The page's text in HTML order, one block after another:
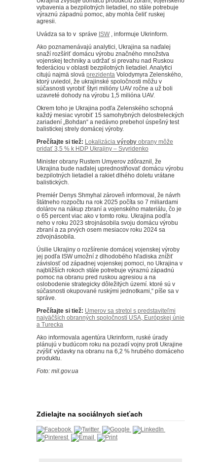
vybavenia a bezpilotných lietadiel, no stále potrebuje
výraznú západnú pomoc, aby mohla čeliť ruskej
agresii.
Uvádza sa to v správe ISW , informuje Ukrinform.
Ako poznamenávajú analytici, Ukrajina sa naďalej
snaží rozšíriť domácu výrobu značného množstva
vojenskej techniky a udržať si prevahu nad Ruskou
federáciou v oblasti bezpilotných lietadiel. Analytici
citujú najmä slová prezidenta Volodymyra Zelenského,
ktorý uviedol, že ukrajinské spoločnosti môžu v
súčasnosti vyrobiť štyri milióny UAV ročne a už boli
uzavreté dohody na výrobu 1,5 milióna UAV.
Okrem toho je Ukrajina podľa Zelenského schopná
každý mesiac vyrobiť 15 samohybných delostreleckých
zariadení „Bohdan“ a nedávno prebehol úspešný test
balistickej strely domácej výroby.
Prečítajte si tiež: Lokalizácia výroby obrany môže
pridať 3,5 % k HDP Ukrajiny – Svyridenko
Minister obrany Rustem Umyerov zdôraznil, že
Ukrajina bude naďalej uprednostňovať domácu výrobu
bezpilotných lietadiel a rakiet dlhého doletu vrátane
balistických.
Premiér Denys Shmyhal zároveň informoval, že návrh
štátneho rozpočtu na rok 2025 počíta so 7 miliardami
dolárov na nákup zbraní a vojenského materiálu, čo je
o 65 percent viac ako v tomto roku. Ukrajina podľa
neho v roku 2023 strojnásobila svoju domácu výrobu
zbraní a za prvých osem mesiacov roku 2024 sa
zdvojnásobila.
Úsilie Ukrajiny o rozšírenie domácej vojenskej výroby
jej podľa ISW umožní z dlhodobého hľadiska znížiť
závislosť od západnej vojenskej pomoci, no Ukrajina v
najbližších rokoch stále potrebuje výraznú západnú
pomoc na obranu pred ruskou agresiou a na
oslobodenie strategicky dôležitých území. ktoré sú v
súčasnosti okupované ruskými jednotkami,“ píše sa v
správe.
Prečítajte si tiež: Umerov sa stretol s predstaviteľmi
najväčších obranných spoločností USA, Európskej únie
a Turecka
Ako informovala agentúra Ukrinform, ruské úrady
plánujú v budúcom roku na pozadí vojny proti Ukrajine
zvýšiť výdavky na obranu na 6,2 % hrubého domáceho
produktu.
Foto: mil.gov.ua
Zdielajte na sociálnych sieťach